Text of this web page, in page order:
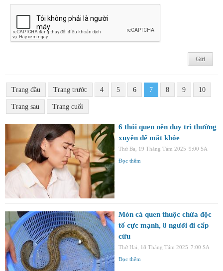
Trang đầu Trang trước 4 5 6 7 8 9 10
Trang sau Trang cuối
6 thói quen nên duy trì thường
xuyên để mắt khỏe
Thứ Ba, 19 Tháng Tám 2025 9:00 SA
Đọc thêm
Món cá quen thuộc chứa độc
tố cực mạnh, 8 người đi cấp
cứu
Thứ Hai, 18 Tháng Tám 2025 7:00 SA
Đọc thêm